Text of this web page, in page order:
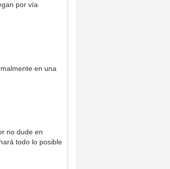
por vía
en una
no dude en
todo lo posible